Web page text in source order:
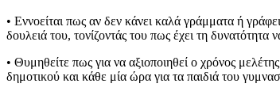
• Εννοείται πως αν δεν κάνει καλά γράμματα ή
δουλειά του, τονίζοντάς του πως έχει τη
• Θυμηθείτε πως για να αξιοποιηθεί ο χρόνος
δημοτικού και κάθε μία ώρα για τα παιδιά του